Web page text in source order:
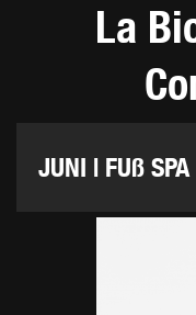
La
JUNI | FUß SPA